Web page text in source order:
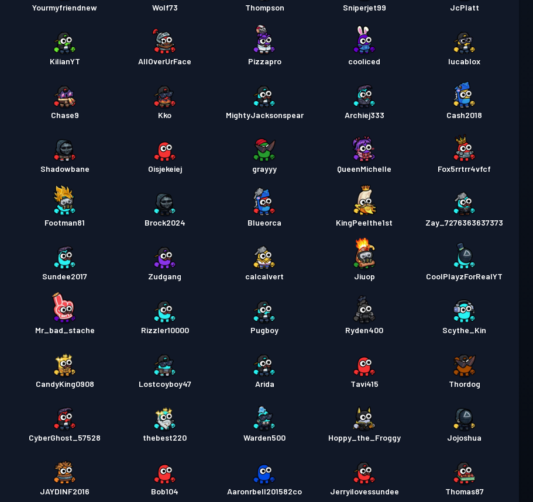
Yourmyfriendnew Wolf73 Thompson Sniperjet99 JcPlatt
KilianYT AllOverUrFace Pizzapro cooliced lucablox
Chase9 Kko MightyJacksonspear Archiej333 Cash2018
Shadowbane Oisjekeiej grayyy QueenMichelle Fox5rrtrr4vfcf
Footman81 Brock2024 Blueorca KingPeelthe1st Zay_7276363637373
Sundee2017 Zudgang calcalvert Jiuop CoolPlayzForRealYT
Mr_bad_stache Rizzler10000 Pugboy Ryden400 Scythe_Kin
CandyKing0908 Lostcoyboy47 Arida Tavi415 Thordog
CyberGhost_57528 thebest220 Warden500 Hoppy_the_Froggy Jojoshua
JAYDINF2016 Bob104 Aaronrbell201582co Jerryilovessundee Thomas87